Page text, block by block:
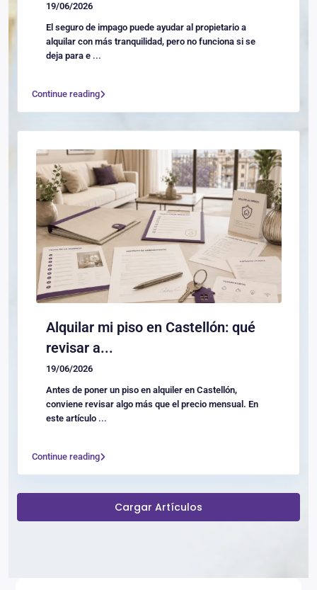
19/06/2026
El seguro de impago puede ayudar al propietario a
alquilar con más tranquilidad, pero no funciona si se
deja para e ...
Continue reading
Alquilar mi piso en Castellón: qué
revisar a...
19/06/2026
Antes de poner un piso en alquiler en Castellón,
conviene revisar algo más que el precio mensual. En
este artículo ...
Continue reading
Cargar Artículos